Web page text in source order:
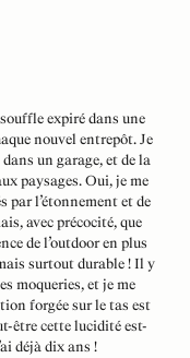
expiré dans une
nouvel entrepôt. Je
un garage, et de la
paysages. Oui, je me
par l’étonnement et de
avec précocité, que
de l’outdoor en plus
surtout durable ! Il y
moqueries, et je me
forgée sur le tas est
être cette lucidité est-
déjà dix ans !